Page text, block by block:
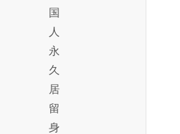
国
人
永
久
居
留
身